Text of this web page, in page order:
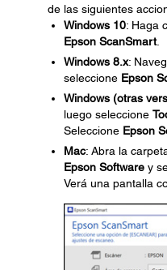
de las siguientes
Windows 10: Haga
Epson ScanSmart.
Windows 8.x:
seleccione Epson
Windows (otras
luego seleccione
Seleccione Epson
Mac: Abra la
Epson Software y
Verá una pantalla